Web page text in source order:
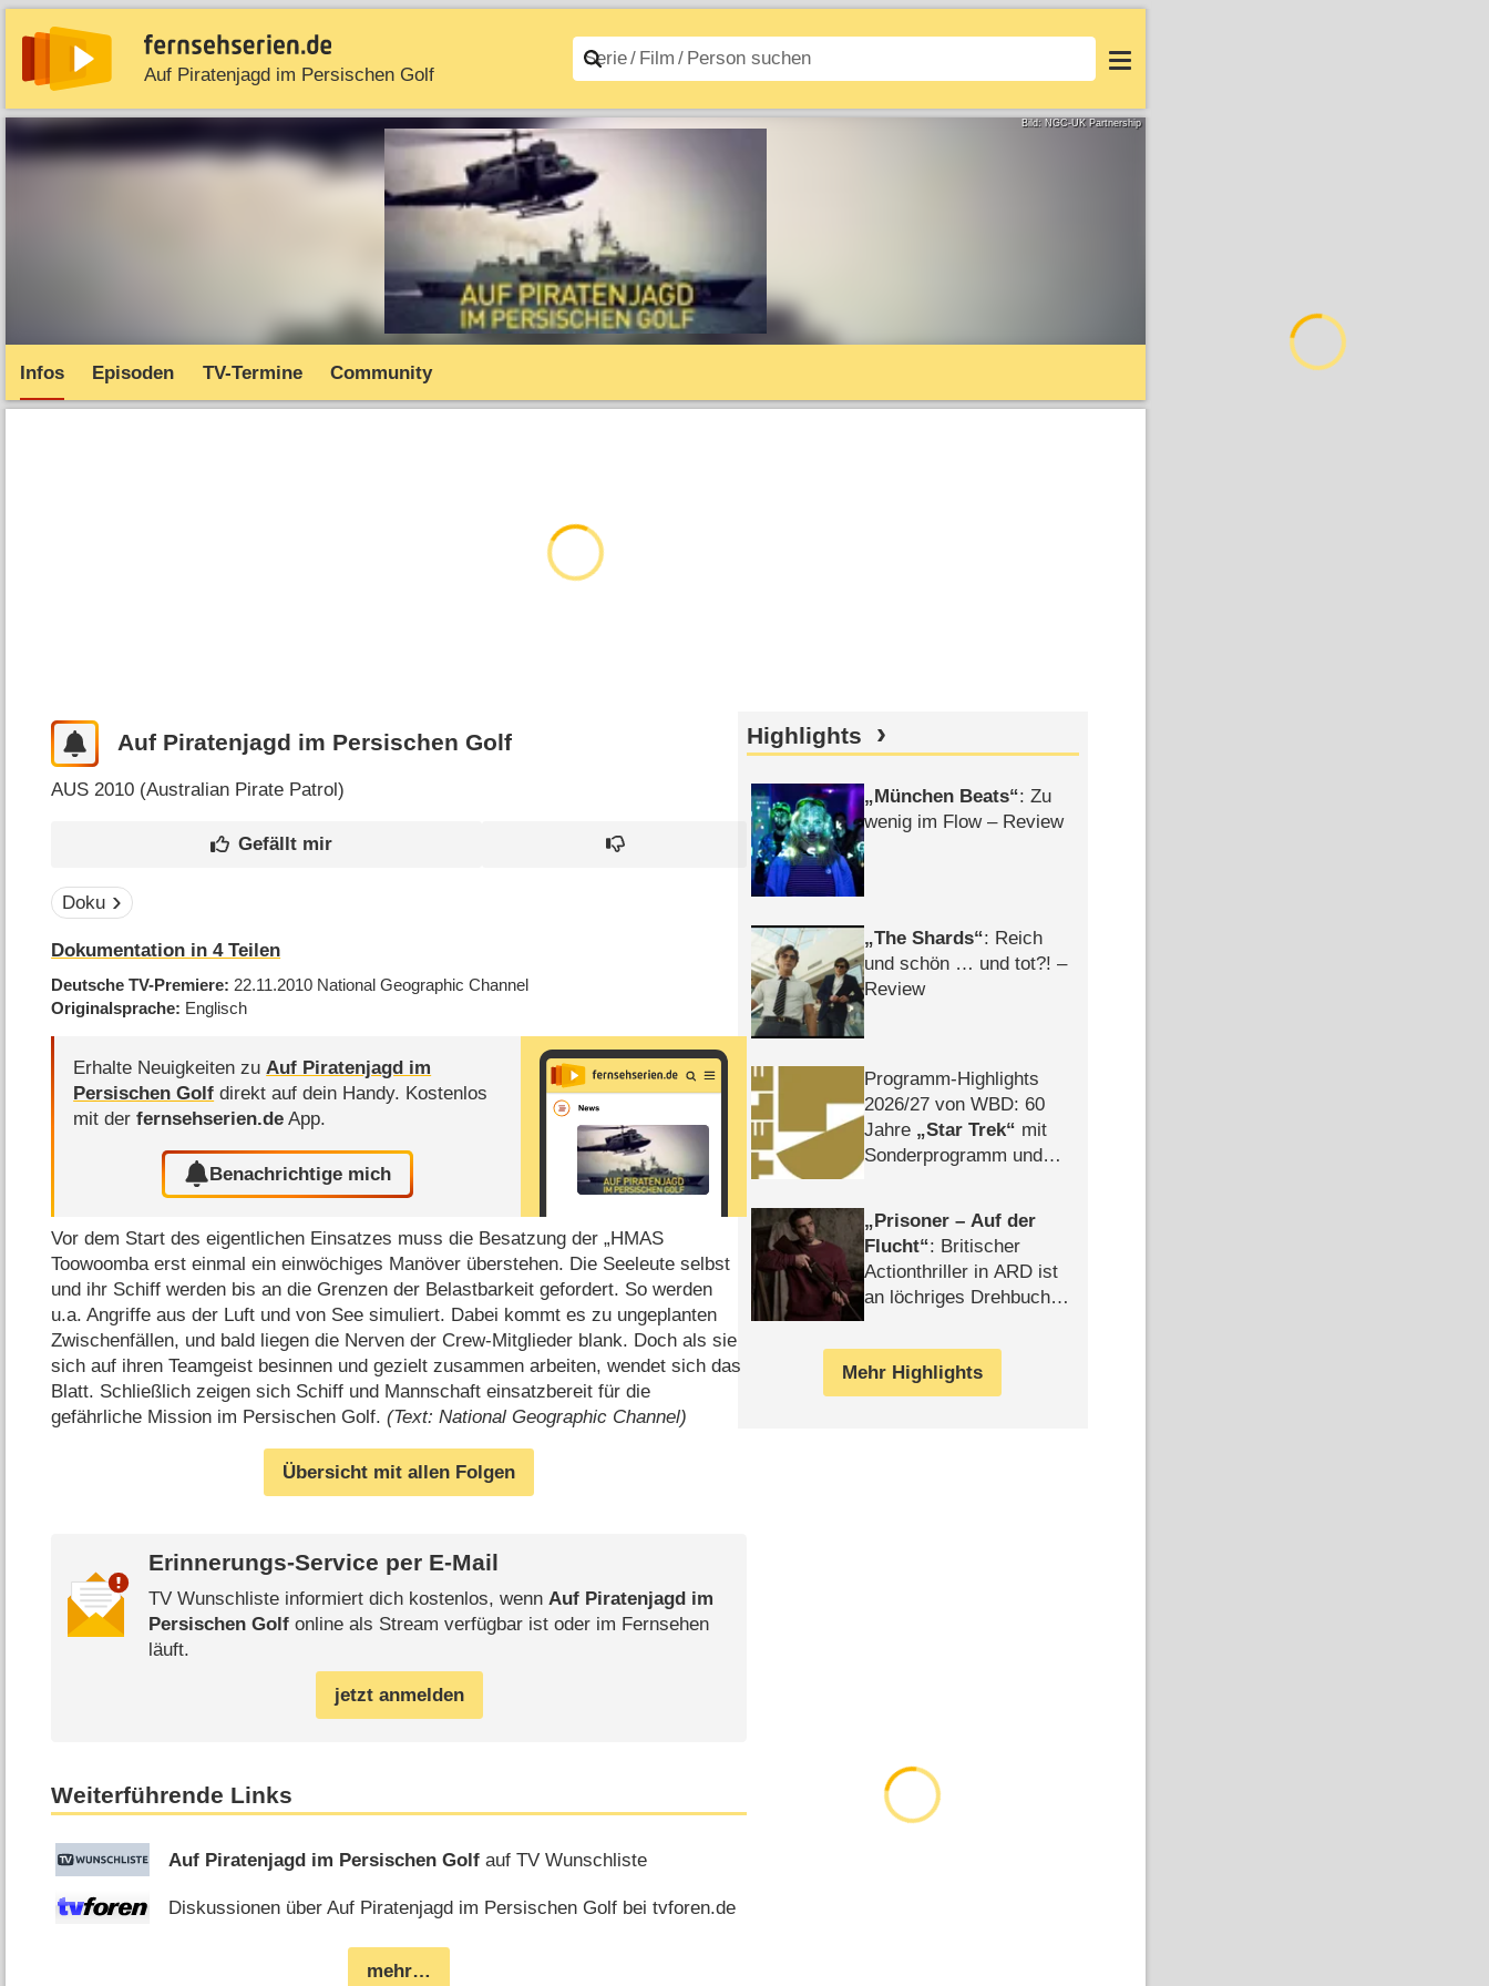
Auf Piratenjagd im Persischen Golf
News Entdecken Streaming TV-Starts Filme A–Z Login
Bild: NGC-UK Partnership
Infos Episoden TV-Termine Community
Auf Piratenjagd im Persischen Golf
AUS 2010 (Australian Pirate Patrol)
Doku
Dokumentation in 4 Teilen
Deutsche TV-Premiere 22.11.2010 National Geographic Channel
Originalsprache Englisch
Erhalte Neuigkeiten zuAuf Piratenjagd im
Persischen Golf direkt auf dein Handy. Kostenlos
mit derfernsehserien.de App.
Benachrichtige mich
Vor dem Start des eigentlichen Einsatzes muss die Besatzung der „HMAS
Toowoomba erst einmal ein einwöchiges Manöver überstehen. Die Seeleute selbst
und ihr Schiff werden bis an die Grenzen der Belastbarkeit gefordert. So werden
u.a. Angriffe aus der Luft und von See simuliert. Dabei kommt es zu ungeplanten
Zwischenfällen, und bald liegen die Nerven der Crew-Mitglieder blank. Doch als sie
sich auf ihren Teamgeist besinnen und gezielt zusammen arbeiten, wendet sich das
Blatt. Schließlich zeigen sich Schiff und Mannschaft einsatzbereit für die
gefährliche Mission im Persischen Golf.(Text: National Geographic Channel)
Übersicht mit allen Folgen
Erinnerungs-Service per E-Mail
TV Wunschliste informiert dich kostenlos, wenn Auf Piratenjagd im
Persischen Golfonline als Stream verfügbar ist oder im Fernsehen
läuft.
jetzt anmelden
Weiterführende Links
Auf Piratenjagd im Persischen Golf auf TV Wunschliste
Diskussionen über Auf Piratenjagd im Persischen Golf bei tvforen.de
mehr…
Highlights
München Beats : Zu
wenig im Flow – Review
The Shards : Reich
und schön … und tot?! –
Review
Programm-Highlights
2026/​27 von WBD: 60
Jahre
Star Trek
mit
Sonderprogramm und
Prisoner – Auf der
Flucht : Britischer
Actionthriller in ARD ist
an löchriges Drehbuch
Mehr Highlights